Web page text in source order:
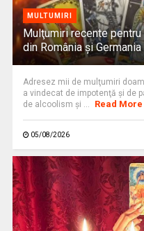
MULTUMIRI
Mulţumiri recente
din România și Germania
Adresez mii de mulţumiri
a vindecat de impotenţă şi de
de alcoolism și ...
Read More
05/08/2026